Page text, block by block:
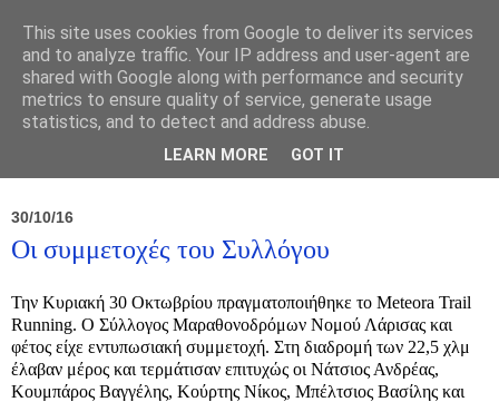
Σύλλογος Ιπποκράτειος
30/10/16
Οι συμμετοχές του Συλλόγου
Την Κυριακή 30 Οκτωβρίου πραγματοποιήθηκε το Meteora Trail
Running. Ο Σύλλογος Μαραθονοδρόμων Νομού Λάρισας και
φέτος είχε εντυπωσιακή συμμετοχή. Στη διαδρομή των 22,5 χλμ
έλαβαν μέρος και τερμάτισαν επιτυχώς οι Νάτσιος Ανδρέας,
Κουμπάρος Βαγγέλης, Κούρτης Νίκος, Μπέλτσιος Βασίλης και
This site uses cookies from Google to deliver its services
and to analyze traffic. Your IP address and user-agent are
shared with Google along with performance and security
metrics to ensure quality of service, generate usage
statistics, and to detect and address abuse.
LEARN MORE GOT IT